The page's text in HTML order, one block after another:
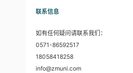
联系信息
如有任何疑问请联系我们：
0571-86592517
18058418258
info@zmuni.com